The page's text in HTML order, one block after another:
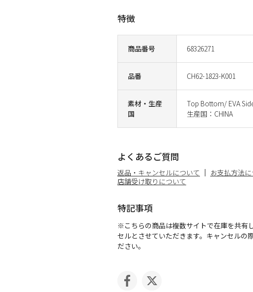
商品番号 68326271
品番 CH62-1823-K001
素材・生産
国
Top Bottom/ EVA
生産国：CHINA
特徴
よくあるご質問
返品・キャンセルについて お支払方法
店舗受け取りについて
特記事項
※こちらの商品は複数サイトで在庫を共有
セルとさせていただきます。キャンセルの
ださい。